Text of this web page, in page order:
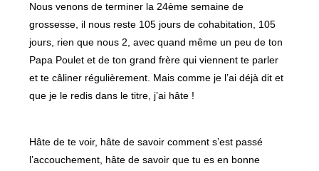
Nous venons de terminer la 24ème semaine de
grossesse, il nous reste 105 jours de cohabitation, 105
jours, rien que nous 2, avec quand même un peu de ton
Papa Poulet et de ton grand frère qui viennent te parler
et te câliner régulièrement. Mais comme je l’ai déjà dit et
que je le redis dans le titre, j’ai hâte !
Hâte de te voir, hâte de savoir comment s’est passé
l’accouchement, hâte de savoir que tu es en bonne